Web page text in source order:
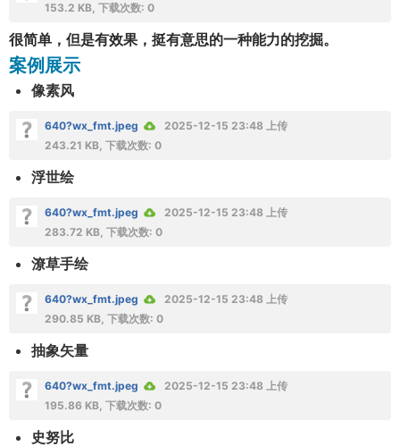
153.2 KB, 下载次数: 0
很简单，但是有效果，挺有意思的一种能力的挖掘。
案例展示
像素风
640?wx_fmt.jpeg
2025-12-15 23:48 上传
243.21 KB, 下载次数: 0
浮世绘
640?wx_fmt.jpeg
2025-12-15 23:48 上传
283.72 KB, 下载次数: 0
潦草手绘
640?wx_fmt.jpeg
2025-12-15 23:48 上传
290.85 KB, 下载次数: 0
抽象矢量
640?wx_fmt.jpeg
2025-12-15 23:48 上传
195.86 KB, 下载次数: 0
史努比